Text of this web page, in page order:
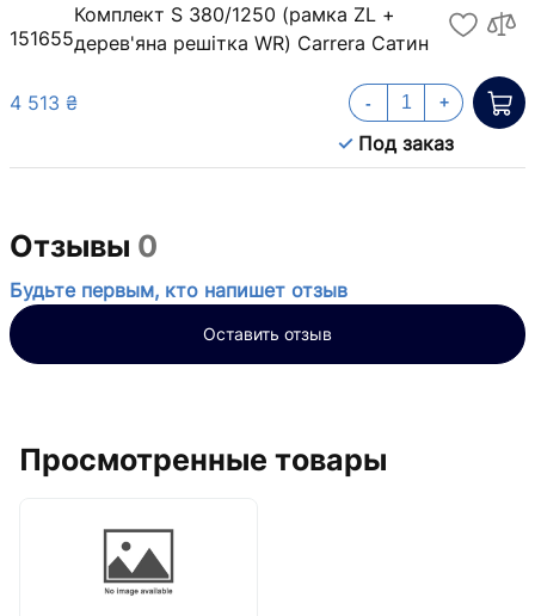
151655
Комплект S 380/1250 (рамка ZL +
дерев'яна решітка WR) Carrera Сатин
4 513 ₴
Под заказ
- +
Отзывы 0
Будьте первым, кто напишет отзыв
Оставить отзыв
Просмотренные товары